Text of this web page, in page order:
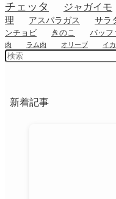
チェッタ ジャガイモ
理
アスパラガス サラ
ンチョビ
きのこ バッフ
肉
ラム肉 オリーブ イカ
新着記事